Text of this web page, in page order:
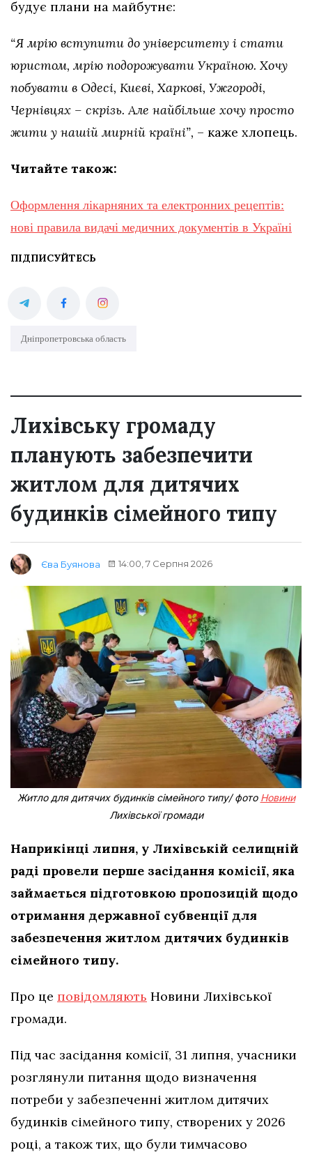
будує плани на майбутнє:
“Я мрію вступити до університету і стати
юристом, мрію подорожувати Україною. Хочу
побувати в Одесі, Києві, Харкові, Ужгороді,
Чернівцях – скрізь. Але найбільше хочу просто
жити у нашій мирній країні”, – каже хлопець.
Читайте також:
Оформлення лікарняних та електронних рецептів:
нові правила видачі медичних документів в Україні
ПІДПИСУЙТЕСЬ
Дніпропетровська область
Лихівську громаду
планують забезпечити
житлом для дитячих
будинків сімейного типу
Єва Буянова 14:00, 7 Серпня 2026
Житло для дитячих будинків сімейного типу/ фото Новини
Лихівської громади
Наприкінці липня, у Лихівській селищній
раді провели перше засідання комісії, яка
займається підготовкою пропозицій щодо
отримання державної субвенції для
забезпечення житлом дитячих будинків
сімейного типу.
Про це повідомляють Новини Лихівської
громади.
Під час засідання комісії, 31 липня, учасники
розглянули питання щодо визначення
потреби у забезпеченні житлом дитячих
будинків сімейного типу, створених у 2026
році, а також тих, що були тимчасово